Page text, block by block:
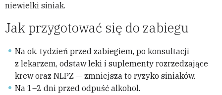
niewielki siniak.
Jak przygotować się do zabiegu
Na ok. tydzień przed zabiegiem, po konsultacji
z lekarzem, odstaw leki i suplementy rozrzedzające
krew oraz NLPZ — zmniejsza to ryzyko siniaków.
Na 1–2 dni przed odpuść alkohol.